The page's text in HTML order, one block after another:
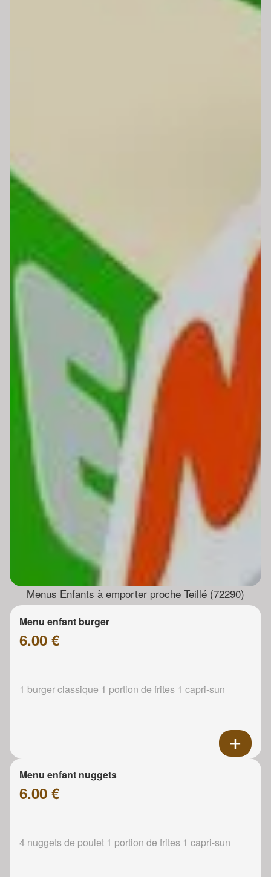
Menus Enfants à emporter proche Teillé (72290)
Menu enfant burger
6.00 €
1 burger classique 1 portion de frites 1 capri-sun
Menu enfant nuggets
6.00 €
4 nuggets de poulet 1 portion de frites 1 capri-sun